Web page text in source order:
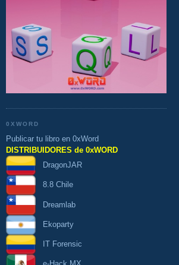
0XWORD
Publicar tu libro en 0xWord
DISTRIBUIDORES de 0xWORD
DragonJAR
8.8 Chile
Dreamlab
Ekoparty
IT Forensic